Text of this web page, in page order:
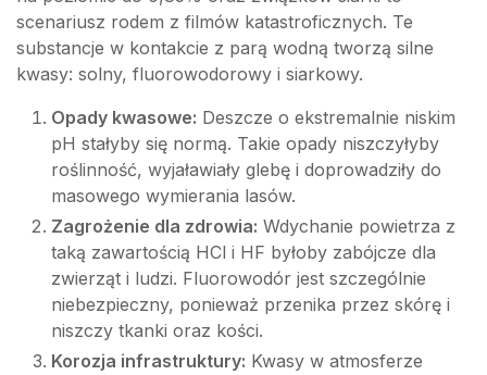
scenariusz rodem z filmów katastroficznych. Te
substancje w kontakcie z parą wodną tworzą silne
kwasy: solny, fluorowodorowy i siarkowy.
Opady kwasowe: Deszcze o ekstremalnie niskim
pH stałyby się normą. Takie opady niszczyłyby
roślinność, wyjaławiały glebę i doprowadziły do
masowego wymierania lasów.
Zagrożenie dla zdrowia: Wdychanie powietrza z
taką zawartością HCl i HF byłoby zabójcze dla
zwierząt i ludzi. Fluorowodór jest szczególnie
niebezpieczny, ponieważ przenika przez skórę i
niszczy tkanki oraz kości.
Korozja infrastruktury: Kwasy w atmosferze